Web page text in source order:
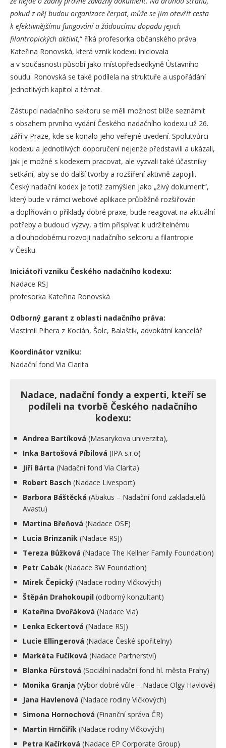
pokud z něj budou organizace čerpat, může se jim otevřít cesta
k efektivnějšímu fungování a žádoucímu dopadu jejich
filantropických aktivit,“ říká profesorka občanského práva
Kateřina Ronovská, která vznik kodexu iniciovala
a v současnosti působí jako místopředsedkyně Ústavního
soudu. Ronovská se také podílela na struktuře a uspořádání
jednotlivých kapitol a témat.
Zástupci nadačního sektoru se měli možnost blíže seznámit
s obsahem prvního vydání Českého nadačního kodexu už 26.
září v Praze, kde se konalo jeho veřejné uvedení. Spolutvůrci
kodexu a jednotlivých doporučení nejenže představili a ukázali,
jak je možné s kodexem pracovat, ale vyzvali také účastníky
setkání, aby se do další tvorby a rozšíření aktivně zapojili.
Český nadační kodex je totiž zamýšlen jako „živý dokument“,
který bude v rámci webové aplikace průběžně rozšiřován
a doplňován o příklady dobré praxe, bude reagovat na aktuální
potřeby a budoucí výzvy, a tím přispívat k udržitelnému
a dlouhodobému rozvoji nadačního sektoru a filantropie
v Česku.
Iniciátoři vzniku Českého nadačního kodexu:
Nadace RSJ
profesorka Kateřina Ronovská
Odborný garant z oblasti nadačního práva:
Vlastimil Pihera z Kocián, Šolc, Balaštík, advokátní kancelář
Koordinátor vzniku:
Nadační fond Via Clarita
Nadace, nadační fondy a experti, kteří se
podíleli na tvorbě Českého nadačního
kodexu:
Andrea Bartíková (Masarykova univerzita),
Inka Bartošová Píbilová (IPA s.r.o)
Jiří Bárta (Nadační fond Via Clarita)
Robert Basch (Nadace Livesport)
Barbora Báštěcká (Abakus – Nadační fond zakladatelů
Avastu)
Martina Břeňová (Nadace OSF)
Lucia Brinzanik (Nadace RSJ)
Tereza Bůžková (Nadace The Kellner Family Foundation)
Petr Cabák (Nadace 3W Foundation)
Mirek Čepický (Nadace rodiny Vlčkových)
Štěpán Drahokoupil (odborný konzultant)
Kateřina Dvořáková (Nadace Via)
Lenka Eckertová (Nadace RSJ)
Lucie Ellingerová (Nadace České spořitelny)
Markéta Fučíková (Nadace Partnerství)
Blanka Fürstová (Sociální nadační fond hl. města Prahy)
Monika Granja (Výbor dobré vůle – Nadace Olgy Havlové)
Jana Havlenová (Nadace rodiny Vlčkových)
Simona Hornochová (Finanční správa ČR)
Martin Hrnčiřík (Nadace rodiny Vlčkových)
Petra Kačírková (Nadace EP Corporate Group)